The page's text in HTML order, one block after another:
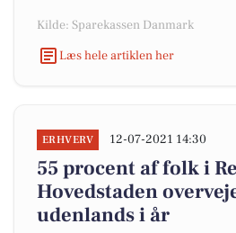
Kilde: Sparekassen Danmark
Læs hele artiklen her
ERHVERV 12-07-2021 14:30
55 procent af folk i
Hovedstaden
udenlands i år